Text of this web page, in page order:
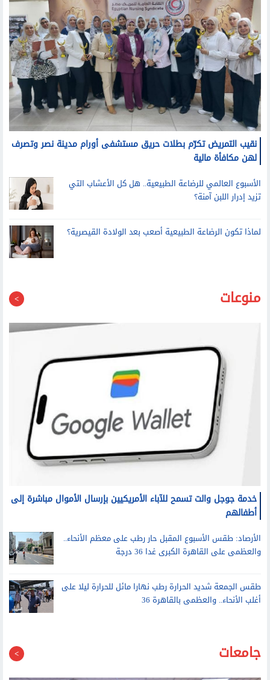
نقيب التمريض تكرّم بطلات حريق مستشفى أورام مدينة نصر وتصرف
لهن مكافأة مالية
تزيد إدرار اللبن آمنة؟
منوعات
خدمة جوجل والت تسمح للآباء الأمريكيين بإرسال الأموال مباشرة إلى
أطفالهم
والعظمى على القاهرة الكبرى غدا 36 درجة
أغلب الأنحاء.. والعظمى بالقاهرة 36
جامعات